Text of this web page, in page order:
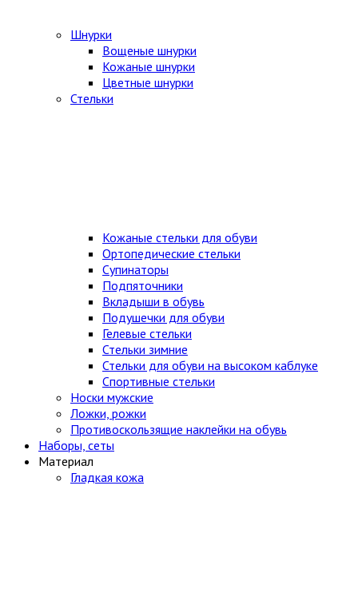
Шнурки
Вощеные шнурки
Кожаные шнурки
Цветные шнурки
Стельки
Кожаные стельки для обуви
Ортопедические стельки
Супинаторы
Подпяточники
Вкладыши в обувь
Подушечки для обуви
Гелевые стельки
Стельки зимние
Стельки для обуви на высоком каблуке
Спортивные стельки
Носки мужские
Ложки, рожки
Противоскользящие наклейки на обувь
Наборы, сеты
Материал
Гладкая кожа